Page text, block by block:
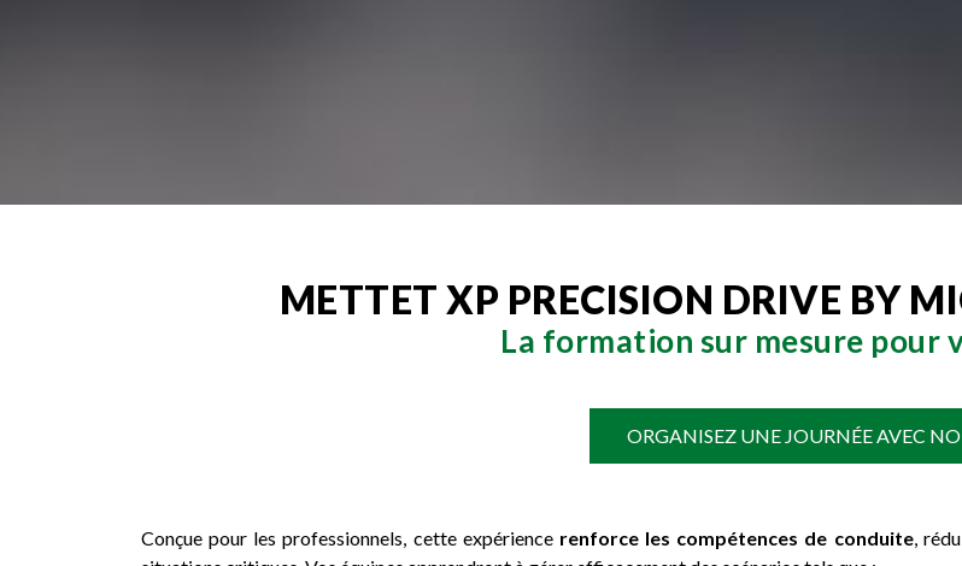
METTET XP PRECISION DRIVE BY
La formation sur mesure pour
ORGANISEZ UNE JOURNÉE AVEC
Conçue pour les professionnels, cette expérience renforce les compétences de conduite,